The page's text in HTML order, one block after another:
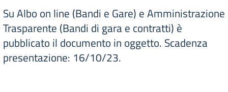
Su Albo on line (Bandi e Gare) e Amministrazione
Trasparente (Bandi di gara e contratti) è
pubblicato il documento in oggetto. Scadenza
presentazione: 16/10/23.